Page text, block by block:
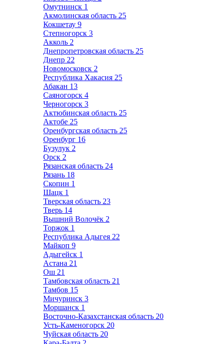
Омутнинск 1
Акмолинская область 25
Кокшетау 9
Степногорск 3
Акколь 2
Днепропетровская область 25
Днепр 22
Новомосковск 2
Республика Хакасия 25
Абакан 13
Саяногорск 4
Черногорск 3
Актюбинская область 25
Актобе 25
Оренбургская область 25
Оренбург 16
Бузулук 2
Орск 2
Рязанская область 24
Рязань 18
Скопин 1
Шацк 1
Тверская область 23
Тверь 14
Вышний Волочёк 2
Торжок 1
Республика Адыгея 22
Майкоп 9
Адыгейск 1
Астана 21
Ош 21
Тамбовская область 21
Тамбов 15
Мичуринск 3
Моршанск 1
Восточно-Казахстанская область 20
Усть-Каменогорск 20
Чуйская область 20